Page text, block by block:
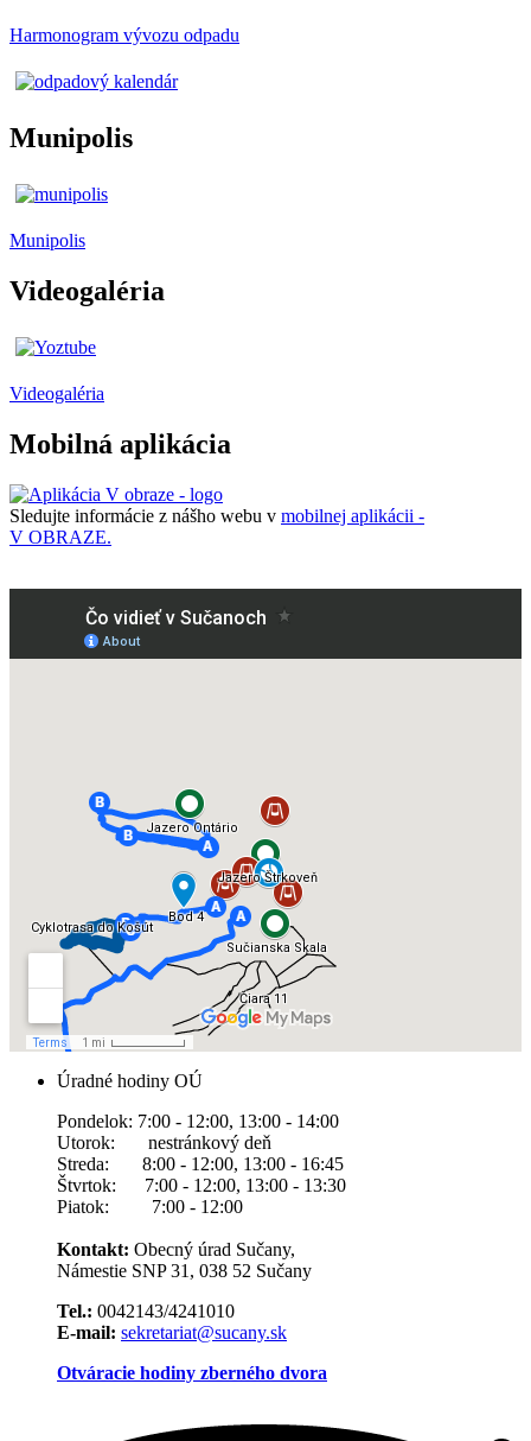
Harmonogram vývozu odpadu
Munipolis
Munipolis
Videogaléria
Videogaléria
Mobilná aplikácia
Sledujte informácie z nášho webu v mobilnej aplikácii -
V OBRAZE.
Úradné hodiny OÚ
Pondelok: 7:00 - 12:00, 13:00 - 14:00
Utorok: nestránkový deň
Streda: 8:00 - 12:00, 13:00 - 16:45
Štvrtok: 7:00 - 12:00, 13:00 - 13:30
Piatok: 7:00 - 12:00
Kontakt: Obecný úrad Sučany,
Námestie SNP 31, 038 52 Sučany
Tel.: 0042143/4241010
E-mail: sekretariat@sucany.sk
Otváracie hodiny zberného dvora